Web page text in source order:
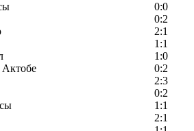
0:0
0:2
2:1
1:1
1:0
0:2
2:3
0:2
1:1
2:1